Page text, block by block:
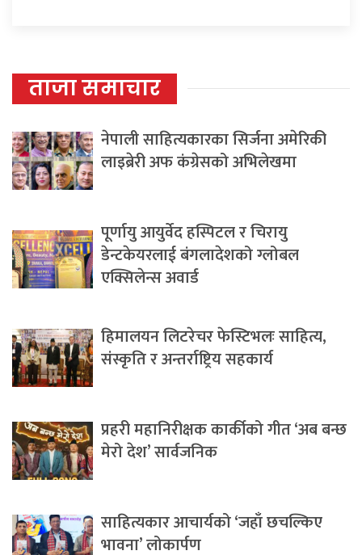
ताजा समाचार
नेपाली साहित्यकारका सिर्जना अमेरिकी
लाइब्रेरी अफ कंग्रेसको अभिलेखमा
पूर्णायु आयुर्वेद हस्पिटल र चिरायु
डेन्टकेयरलाई बंगलादेशको ग्लोबल
एक्सिलेन्स अवार्ड
हिमालयन लिटरेचर फेस्टिभलः साहित्य,
संस्कृति र अन्तर्राष्ट्रिय सहकार्य
प्रहरी महानिरीक्षक कार्कीको गीत ‘अब बन्छ
मेरो देश’ सार्वजनिक
साहित्यकार आचार्यको ‘जहाँ छचल्किए
भावना’ लोकार्पण